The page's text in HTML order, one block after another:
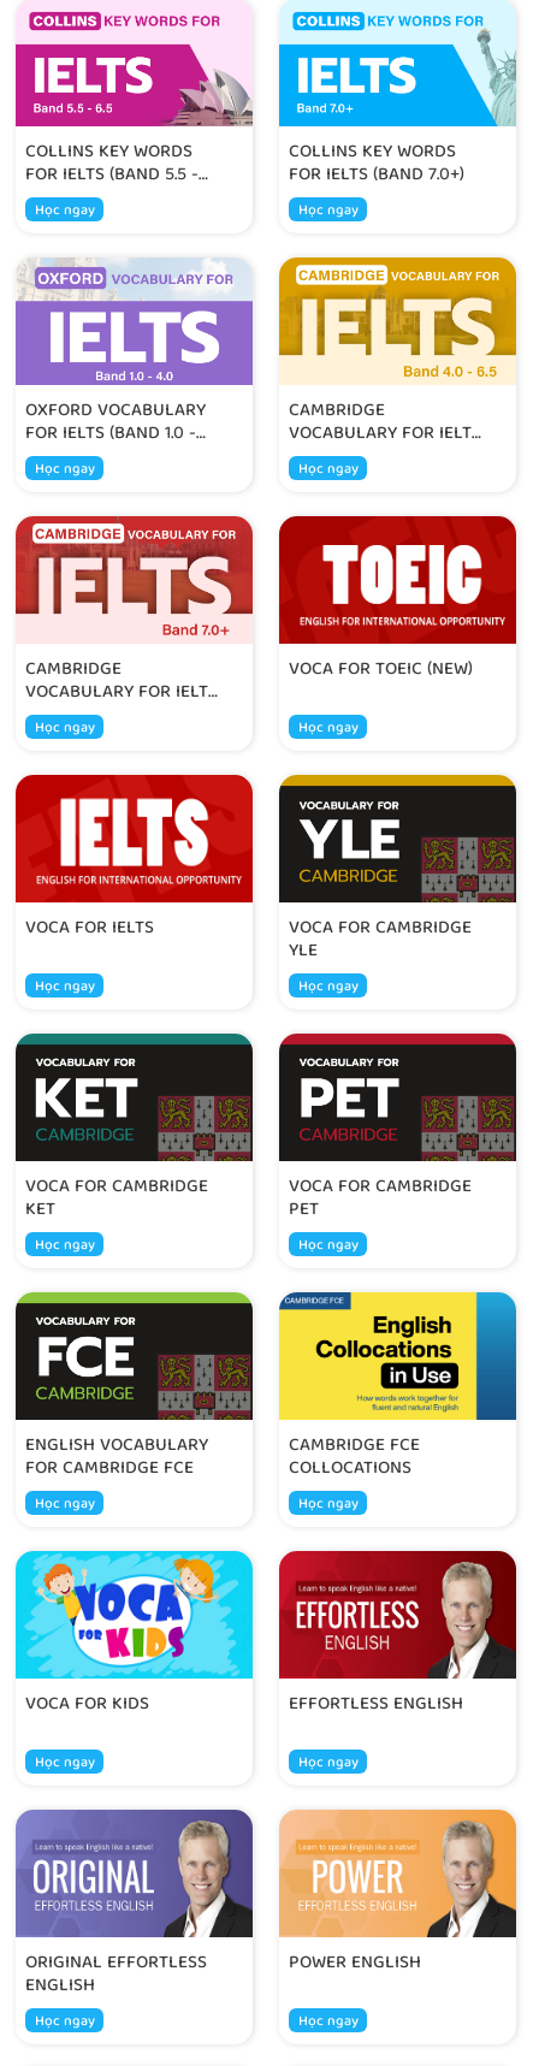
COLLINS KEY WORDS
FOR IELTS (BAND 5.5 -
6.5)Học ngay
COLLINS KEY WORDS
FOR IELTS (BAND 7.0+)
Học ngay
OXFORD VOCABULARY
FOR IELTS (BAND 1.0 -
4.0)
Học ngay
CAMBRIDGE
VOCABULARY FOR IELTS
(BAND 4.0 - 6.5)
Học ngay
CAMBRIDGE
VOCABULARY FOR IELTS
(BAND 7.0+)
Học ngay
VOCA FOR TOEIC (NEW)
Học ngay
VOCA FOR IELTS
Học ngay
VOCA FOR CAMBRIDGE
YLE
Học ngay
VOCA FOR CAMBRIDGE
KET
Học ngay
VOCA FOR CAMBRIDGE
PET
Học ngay
ENGLISH VOCABULARY
FOR CAMBRIDGE FCE
Học ngay
CAMBRIDGE FCE
COLLOCATIONS
Học ngay
VOCA FOR KIDS
Học ngay
EFFORTLESS ENGLISH
Học ngay
ORIGINAL EFFORTLESS
ENGLISH
Học ngay
POWER ENGLISH
Học ngay